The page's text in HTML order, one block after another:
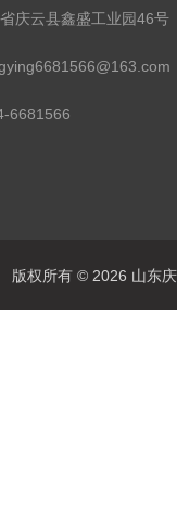
庆云县鑫盛工业园46号
6681566
版权所有 © 2026 山东